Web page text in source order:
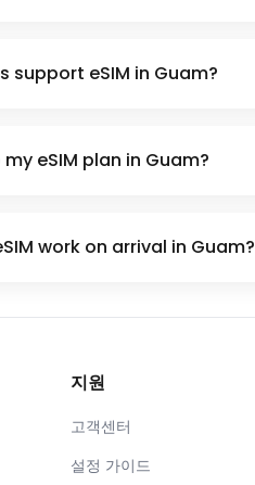
support eSIM in Guam?
eSIM plan in Guam?
work on arrival in Guam?
지원
고객센터
설정 가이드